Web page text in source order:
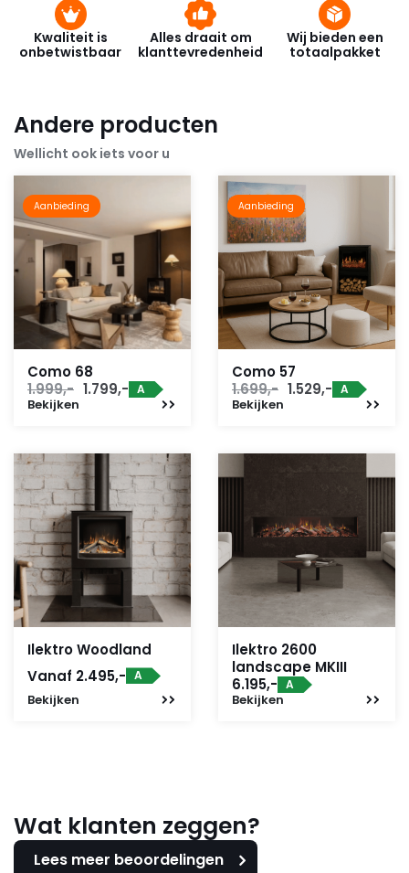
thermostaat en timer. Er kan gekozen worden voor
twee verschillende temperatuurstanden: 1 kW en
2kW.
Kwaliteit is
onbetwistbaar
Alles draait om
klanttevredenheid
Wij bieden een
totaalpakket
Andere producten
Wellicht ook iets voor u
Aanbieding
Como 68
1.999,- Oorspronkelijke
prijs
1.799,- Huidige
A
Bekijken
Aanbieding
Como 57
1.699,- Oorspronkelijke
prijs
1.529,- Huidige
A
Bekijken
Ilektro Woodland
Vanaf 2.495,- A
Bekijken
Ilektro 2600
landscape MKIII
6.195,- A
Bekijken
Wat klanten zeggen?
Lees meer beoordelingen